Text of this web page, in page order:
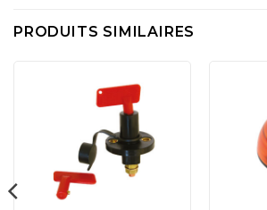
PRODUITS SIMILAIRES